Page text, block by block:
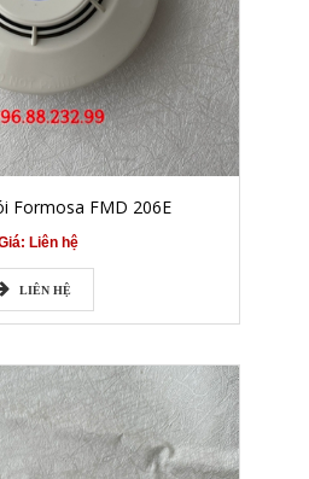
Formosa FMD 206E
Liên hệ
LIÊN HỆ